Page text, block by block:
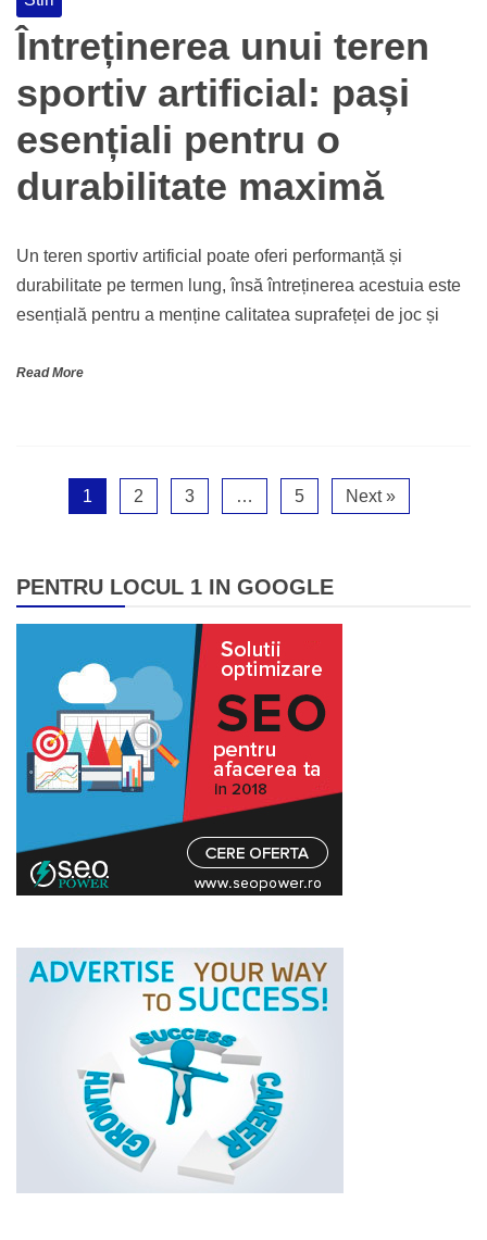
Întreținerea unui teren
sportiv artificial: pași
esențiali pentru o
durabilitate maximă
Un teren sportiv artificial poate oferi performanță și
durabilitate pe termen lung, însă întreținerea acestuia este
esențială pentru a menține calitatea suprafeței de joc și
Read More
1 2 3 … 5 Next »
PENTRU LOCUL 1 IN GOOGLE